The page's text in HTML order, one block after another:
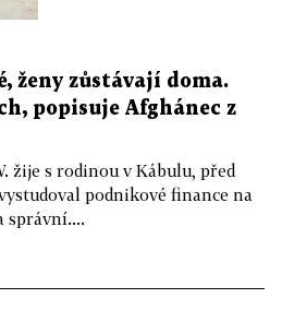
ženy zůstávají doma.
popisuje Afghánec z
žije s rodinou v Kábulu, před
podnikové finance na
správní....